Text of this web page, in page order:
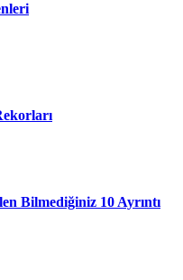
Bilmediğiniz 10 Ayrıntı